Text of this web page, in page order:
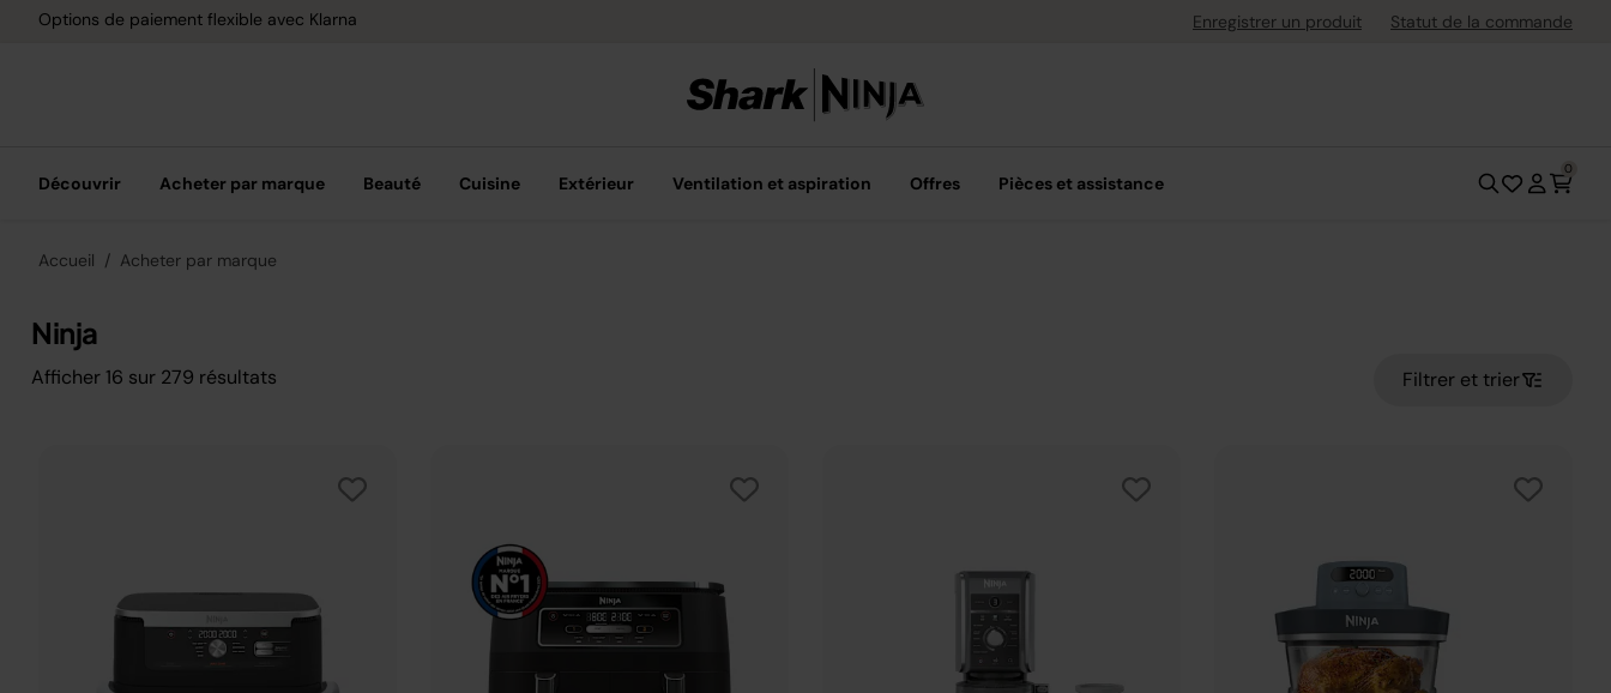
Options de paiement flexible avec Klarna Livraison gratuite dès 40 € d'achatEnregistrer un produit Statut de la commande
Découvrir Acheter par marque Beauté Cuisine Extérieur Ventilation et aspiration Offres Pièces et assistance
0
Accueil Acheter par marque
Ninja
Afficher 16 sur 279 résultats Filtrer et trier